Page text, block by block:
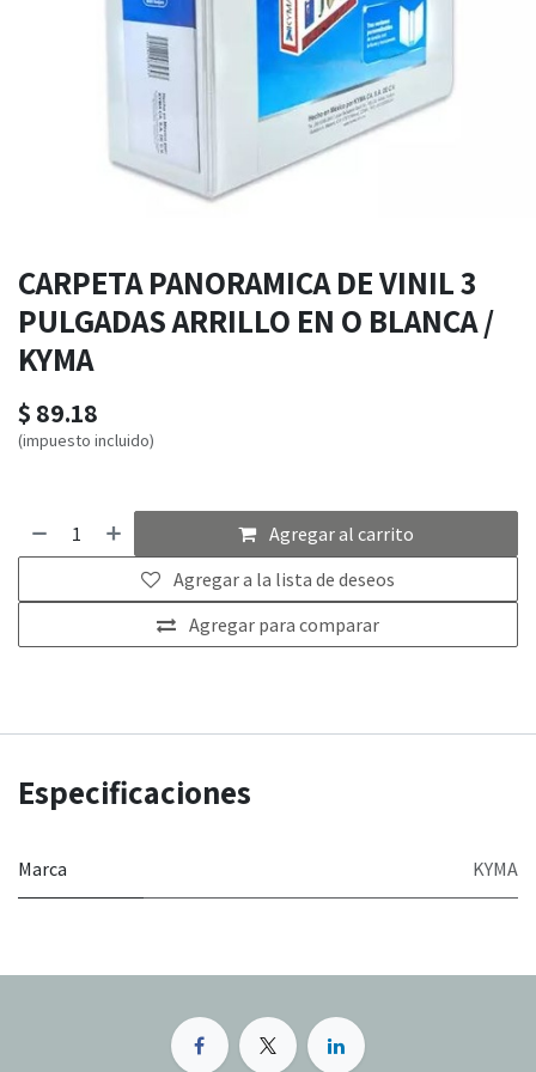
CARPETA PANORAMICA DE VINIL 3
PULGADAS ARRILLO EN O BLANCA /
KYMA
$ 89.18
(impuesto incluido)
Agregar al carrito
Agregar para comparar
Agregar a la lista de deseos
Especificaciones
Marca KYMA